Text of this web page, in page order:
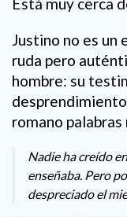
Está muy cerca
Justino no es un
ruda pero
hombre: su
romano
Nadie ha creído
enseñaba. Pero
despreciado el